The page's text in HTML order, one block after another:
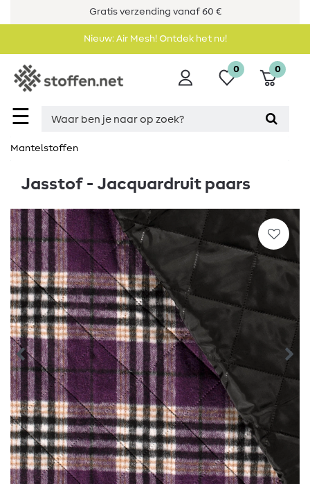
Gratis verzending vanaf 60 €
Nieuw: Air Mesh! Ontdek het nu!
☰
0 0
Mantelstoffen
Jasstof - Jacquardruit paars